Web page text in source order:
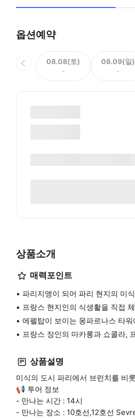
옵션예약
08.08(토)
-
08.09(일)
-
상품소개
매력포인트
파리지앵이 되어 파리 현지의 미
프랑스 현지인의 식생활을 직접
에펠탑이 보이는 몽파르나스 타
프랑스 장인의 마카롱과 쇼콜라,
상품설명
미식의 도시 파리에서 브런치를 비
📢 투어 정보
- 만나는 시간 : 14시
- 만나는 장소 : 10호선,12호선